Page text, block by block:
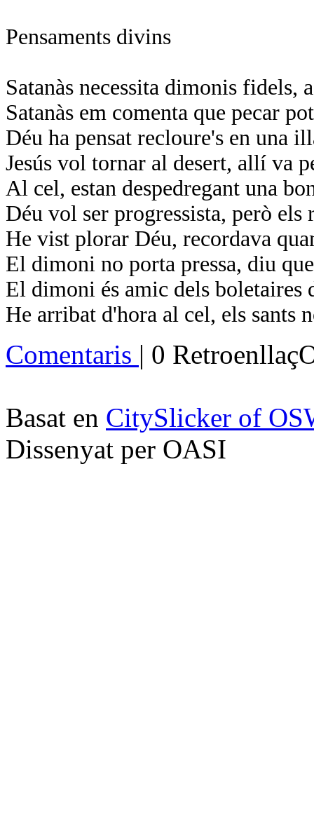
Pensaments divins
Satanàs necessita dimonis fidels,
Satanàs em comenta que pecar
Déu ha pensat recloure's en una
Jesús vol tornar al desert, allí va
Al cel, estan despedregant una
Déu vol ser progressista, però els
He vist plorar Déu, recordava
El dimoni no porta pressa, diu
El dimoni és amic dels boletaires
He arribat d'hora al cel, els sants
Comentaris | 0
Basat en CitySlicker of
Dissenyat per OASI